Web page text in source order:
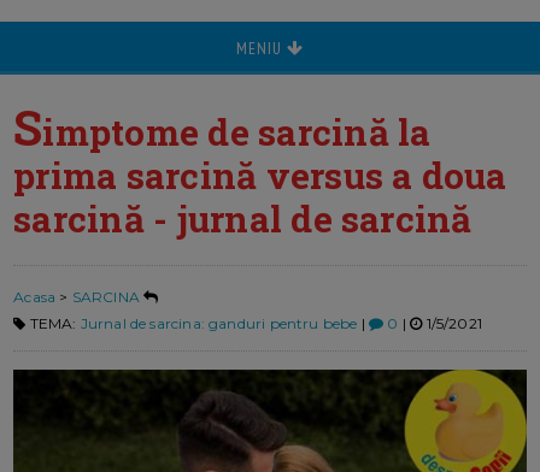
MENIU
Simptome de sarcină la
prima sarcină versus a doua
sarcină - jurnal de sarcină
Acasa > SARCINA
TEMA: Jurnal de sarcina: ganduri pentru bebe | 0 | 1/5/2021